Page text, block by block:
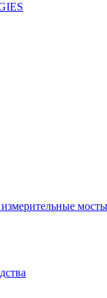
мосты